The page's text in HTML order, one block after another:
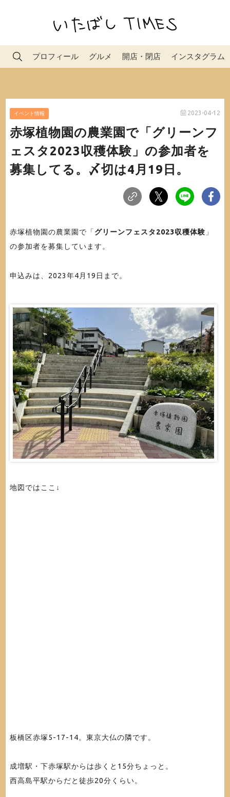
プロフィール グルメ 開店・閉店 インスタグラム
イベント情報 2023-04-12
赤塚植物園の農業園で「グリーンフ
ェスタ2023収穫体験」の参加者を
募集してる。〆切は4月19日。
赤塚植物園の農業園で「 グリーンフェスタ2023収穫体験 」
の参加者を募集しています。
申込みは、2023年4月19日まで。
地図ではここ↓
板橋区赤塚5-17-14。東京大仏の隣です。
成増駅・下赤塚駅からは歩くと15分ちょっと。
西高島平駅からだと徒歩20分くらい。